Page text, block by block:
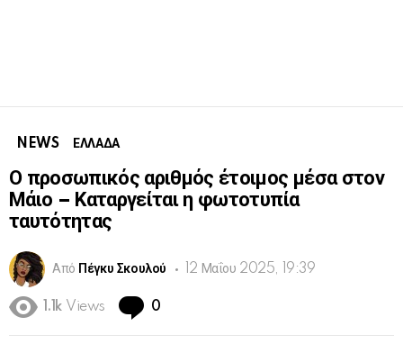
NEWS ΕΛΛΑΔΑ
Ο προσωπικός αριθμός έτοιμος μέσα στον
Μάιο – Καταργείται η φωτοτυπία
ταυτότητας
Από Πέγκυ Σκουλού 12 Μαΐου 2025, 19:39
1.1k Views 0